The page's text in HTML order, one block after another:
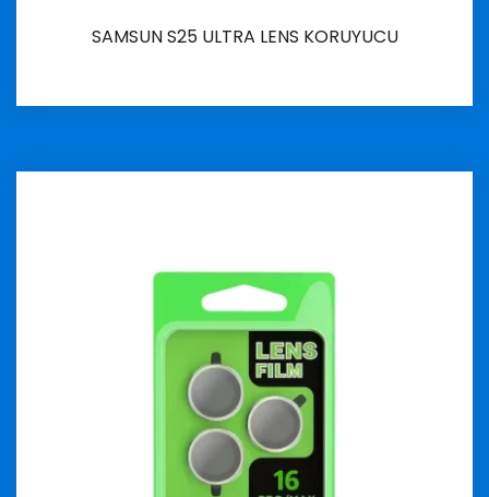
SAMSUN S25 ULTRA LENS KORUYUCU